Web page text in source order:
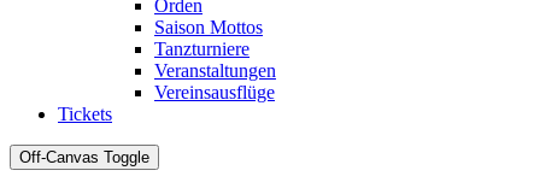
Orden
Saison Mottos
Tanzturniere
Veranstaltungen
Vereinsausflüge
Tickets
Off-Canvas Toggle